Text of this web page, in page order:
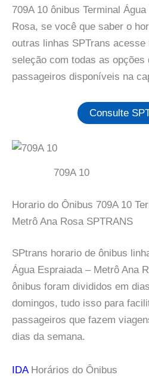
709A 10 ônibus Terminal
Rosa, se você que saber o
outras linhas SPTrans acesse
seleção com todas as opções
passageiros disponíveis na
Consulte
709A 10
Horario do Ônibus 709A 10
Metrô Ana Rosa SPTRANS
SPtrans horario de ônibus
Água Espraiada – Metrô Ana
ônibus foram divididos em
domingos, tudo isso para
passageiros que fazem
dias da semana.
IDAHorários do Ônibus